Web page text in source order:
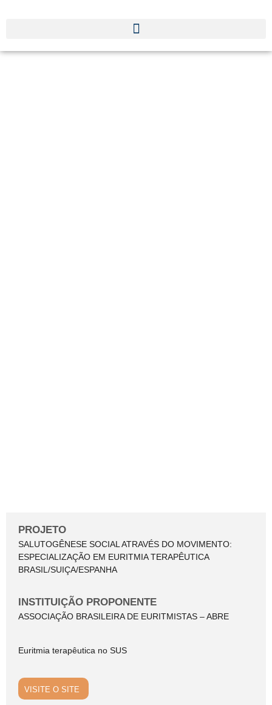
PROJETO
SALUTOGÊNESE SOCIAL ATRAVÉS DO MOVIMENTO:
ESPECIALIZAÇÃO EM EURITMIA TERAPÊUTICA
BRASIL/SUIÇA/ESPANHA
INSTITUIÇÃO PROPONENTE
ASSOCIAÇÃO BRASILEIRA DE EURITMISTAS – ABRE
Euritmia terapêutica no SUS
VISITE O SITE